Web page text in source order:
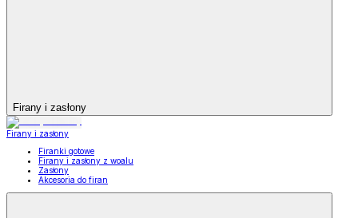
Firany i zasłony
Firany i zasłony
Firanki gotowe
Firany i zasłony z woalu
Zasłony
Akcesoria do firan